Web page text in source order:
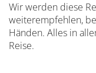
Wir werden diese
weiterempfehlen,
Händen. Alles in
Reise.